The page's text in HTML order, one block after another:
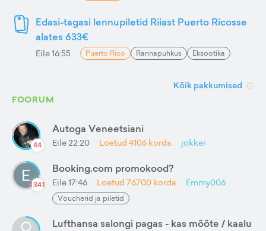
Edasi-tagasi lennupiletid Riiast Puerto Ricosse
alates 633€
Eile 16:55 Puerto Rico Rannapuhkus Eksootika
Kõik pakkumised
FOORUM
44
Autoga Veneetsiani
Eile 22:20 Loetud 4106 korda jokker
1341
Booking.com promokood?
Eile 17:46 Loetud 76700 korda Emmy006
Voucherid ja piletid
Lufthansa salongi pagas - kas mõõte / kaalu